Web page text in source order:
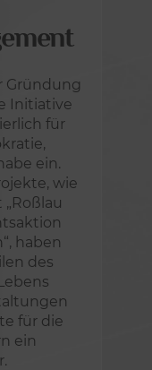
Gründung
Initiative
für
ein.
wie
haben
des
für die
ein